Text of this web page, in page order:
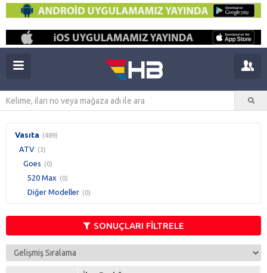
Vasıta (489)
ATV (3)
Goes (0)
520 Max (0)
Diğer Modeller (0)
SONUÇLARI FİLTRELE